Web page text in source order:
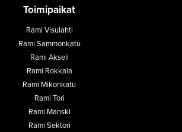
Toimipaikat
Rami Visulahti
Rami Sammonkatu
Rami Akseli
Rami Rokkala
Rami Mikonkatu
Rami Tori
Rami Manski
Rami Sektori